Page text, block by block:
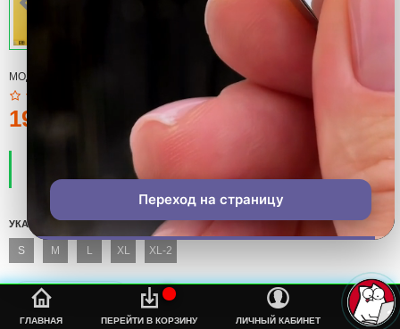
ГЛАВНАЯ
%s
ПЕРЕЙТИ В КОРЗИНУ ЛИЧНЫЙ КАБИНЕТ
МОДЕЛЬ:
190тмт.
COOL
НАЛИЧИЕ:
ЕСТЬ В НАЛИЧИИ
УКАЖИТЕ СВОЙ РАЗМЕР
S M L XL XL-2
Переход на страницу